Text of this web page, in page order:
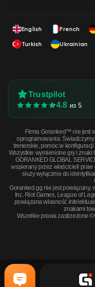
English French
Turkish
Ukrainian
Trustpilot
4.8 из 5
Firma Goranked™ nie jest
oprogramowania. Świadczymy
trenerskie, pomoc w
Wszystkie wymienione gry i znaki
GORANKED GLOBAL
wspierany przez właścicieli
służy wyłącznie do
Goranked.gg nie jest powiązany,
Inc. Riot Games, League of
powiązana własność
znakami
Wszelkie prawa zastrzeżone